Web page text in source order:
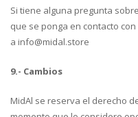
Si tiene alguna pregunta
que se ponga en contacto
a info@midal.store
9.- Cambios
MidAl se reserva el derecho